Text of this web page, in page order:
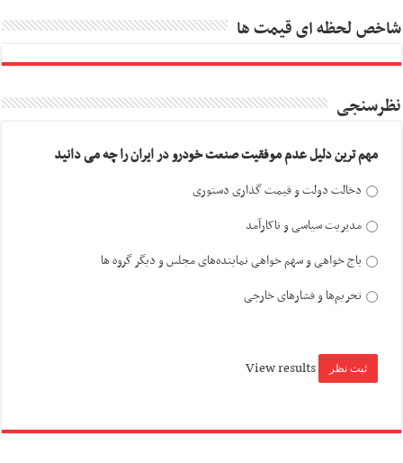
شاخص لحظه ای قیمت ها
نظرسنجی
مهم ترین دلیل عدم موفقیت صنعت خودرو در ایران را چه می دانید
دخالت دولت و قیمت گذاری دستوری
مدیریت سیاسی و ناکارآمد
باج خواهی و سهم خواهی نماینده‌های مجلس و دیگر گروه ها
تحریم‌ها و فشارهای خارجی
View results